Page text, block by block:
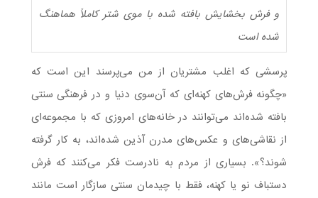
و فرش بخشایش بافته شده با موی شتر کاملاً هماهنگ
شده است
پرسشی که اغلب مشتریان از من می‌پرسند این است که
«چگونه فرش‌های کهنه‌ای که آن‌سوی دنیا و در فرهنگی سنتی
بافته شده‌اند می‌توانند در خانه‌های امروزی که با مجموعه‌ای
از نقاشی‌های و عکس‌های مدرن آذین شده‌اند، به کار گرفته
شوند؟». بسیاری از مردم به نادرست فکر می‌کنند که فرش
دستباف نو یا کهنه، فقط با چیدمان سنتی سازگار است مانند